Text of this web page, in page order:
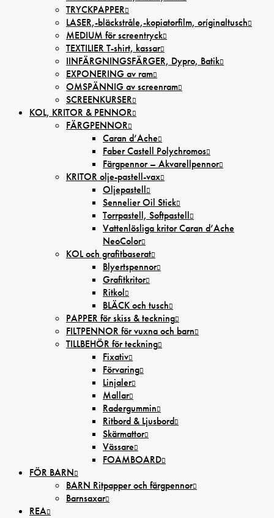
TRYCKPAPPER
LASER,-bläckstråle,-kopiatorfilm, oríginaltusch
MEDIUM för screentryck
TEXTILIER T-shirt, kassar
IINFÄRGNINGSFÄRGER, Dypro, Batik
EXPONERING av ram
OMSPÄNNIG av screenram
SCREENKURSER
KOL, KRITOR & PENNOR
FÄRGPENNOR
Caran d’Ache
Faber Castell Polychromos
Färgpennor – Akvarellpennor
KRITOR olje-pastell-vax
Oljepastell
Sennelier Oil Stick
Torrpastell, Softpastell
Vattenlösliga kritor Caran d’Ache
NeoColor
KOL och grafitbaserat
Blyertspennor
Grafitkritor
Ritkol
BLÄCK och tusch
PAPPER för skiss & teckning
FILTPENNOR för vuxna och barn
TILLBEHÖR för teckning
Fixativ
Förvaring
Linjaler
Mallar
Radergummin
Ritbord & Ljusbord
Skärmattor
Vässare
FOAMBOARD
FÖR BARN
BARN Ritpapper och färgpennor
Barnsaxar
REA